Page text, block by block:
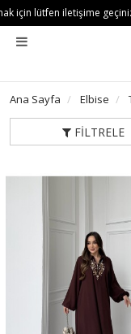
için lütfen iletişime geçiniz•
Ana Sayfa Elbise
FILTRELE